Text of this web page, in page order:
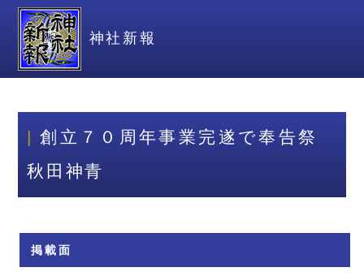
神社新報
創立７０周年事業完遂で奉告祭
秋田神青
掲載面